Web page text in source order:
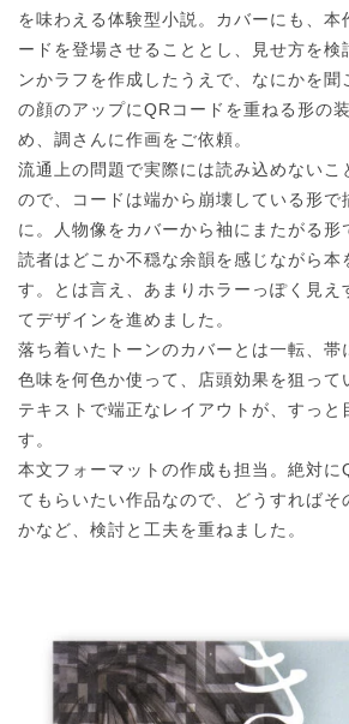
を味わえる体験型小説。カバーにも、本
ードを登場させることとし、見せ方を検
ンかラフを作成したうえで、なにかを聞
の顔のアップにQRコードを重ねる形の
め、調さんに作画をご依頼。
流通上の問題で実際には読み込めないこ
ので、コードは端から崩壊している形で
に。人物像をカバーから袖にまたがる形
読者はどこか不穏な余韻を感じながら本
す。とは言え、あまりホラーっぽく見え
てデザインを進めました。
落ち着いたトーンのカバーとは一転、帯
色味を何色か使って、店頭効果を狙って
テキストで端正なレイアウトが、すっと
す。
本文フォーマットの作成も担当。絶対に
てもらいたい作品なので、どうすればそ
かなど、検討と工夫を重ねました。